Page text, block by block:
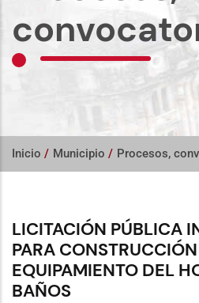
Inicio / Municipio / Procesos,
LICITACIÓN PÚBLICA
PARA
EQUIPAMIENTO DEL
BAÑOS